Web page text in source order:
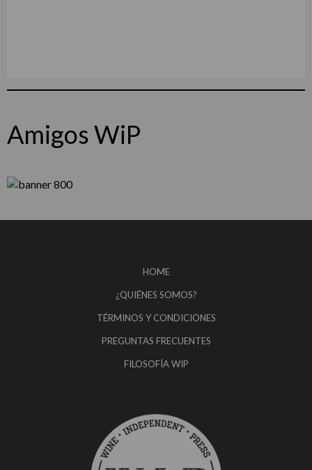
Amigos WiP
HOME
¿QUIÉNES SOMOS?
TÉRMINOS Y CONDICIONES
PREGUNTAS FRECUENTES
FILOSOFÍA WIP